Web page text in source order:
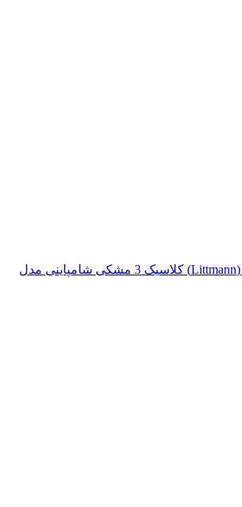
گوشی پزشکی لیتمن (Littmann) کلاسیک 3 مشکی شامپاینی مدل